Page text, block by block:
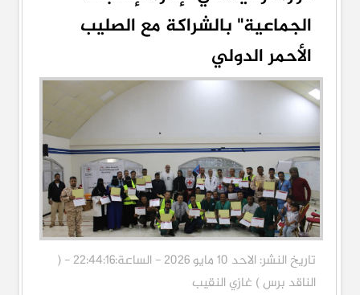
الجماعية" بالشراكة مع الصليب
الأحمر الدولي
تاريخ النشر: الاحد 10 مايو 2026 - الساعة:22:44:16 - (
الناقد برس ) غازي النقيب